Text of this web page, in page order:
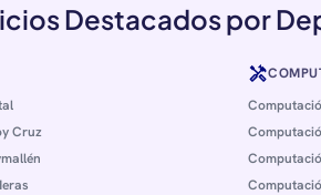
Destacados por
Cruz
handyman